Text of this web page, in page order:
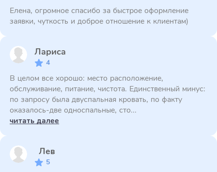
Елена, огромное спасибо за быстрое оформление
заявки, чуткость и доброе отношение к клиентам)
Лариса
4
В целом все хорошо: место расположение,
обслуживание, питание, чистота. Единственный минус:
по запросу была двуспальная кровать, по факту
оказалось-две односпальные, сто...
читать далее
Лев
5